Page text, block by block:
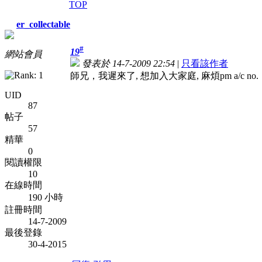
TOP
er_collectable
網站會員
UID
87
帖子
57
精華
0
閱讀權限
10
在線時間
190 小時
註冊時間
14-7-2009
最後登錄
30-4-2015
19#
發表於 14-7-2009 22:54 | 只看該作者
師兄，我遲來了, 想加入大家庭, 麻煩pm a/c no.